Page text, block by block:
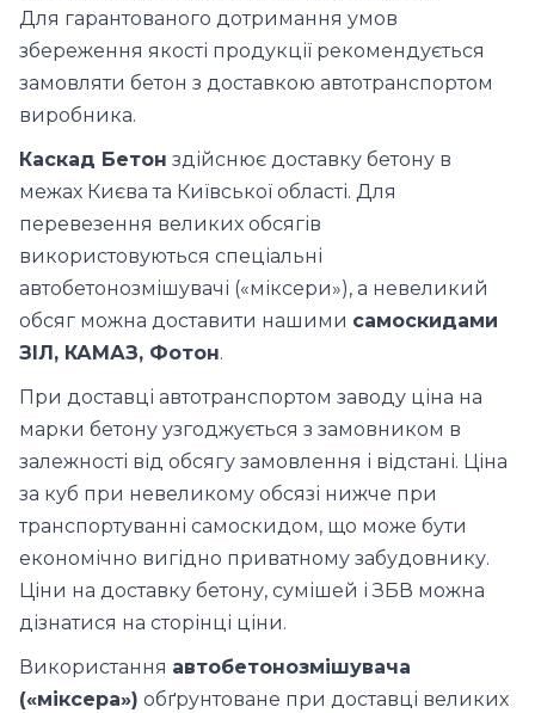
Для гарантованого дотримання умов
збереження якості продукції рекомендується
замовляти бетон з доставкою автотранспортом
виробника.
Каскад Бетон здійснює доставку бетону в
межах Києва та Київської області. Для
перевезення великих обсягів
використовуються спеціальні
автобетонозмішувачі («міксери»), а невеликий
обсяг можна доставити нашими самоскидами
ЗІЛ, КАМАЗ, Фотон.
При доставці автотранспортом заводу ціна на
марки бетону узгоджується з замовником в
залежності від обсягу замовлення і відстані. Ціна
за куб при невеликому обсязі нижче при
транспортуванні самоскидом, що може бути
економічно вигідно приватному забудовнику.
Ціни на доставку бетону, сумішей і ЗБВ можна
дізнатися на сторінці ціни.
Використання автобетонозмішувача
(«міксера») обґрунтоване при доставці великих